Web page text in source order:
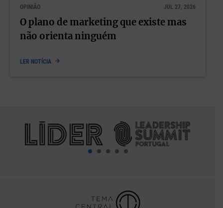
OPINIÃO JUL 27, 2026
O plano de marketing que existe mas
não orienta ninguém
LER NOTÍCIA